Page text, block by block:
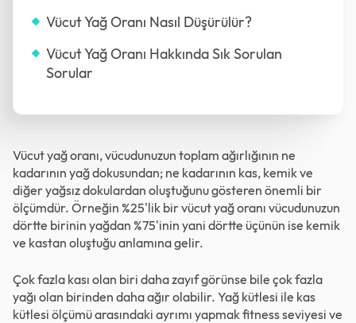
Vücut Yağ Oranı Nasıl Düşürülür?
Vücut Yağ Oranı Hakkında Sık Sorulan
Sorular
Vücut yağ oranı, vücudunuzun toplam ağırlığının ne
kadarının yağ dokusundan; ne kadarının kas, kemik ve
diğer yağsız dokulardan oluştuğunu gösteren önemli bir
ölçümdür. Örneğin %25'lik bir vücut yağ oranı vücudunuzun
dörtte birinin yağdan %75'inin yani dörtte üçünün ise kemik
ve kastan oluştuğu anlamına gelir.
Çok fazla kası olan biri daha zayıf görünse bile çok fazla
yağı olan birinden daha ağır olabilir. Yağ kütlesi ile kas
kütlesi ölçümü arasındaki ayrımı yapmak fitness seviyesi ve